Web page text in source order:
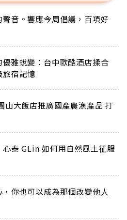
音。響應今周倡議，百項好
雅蛻變：台中歐酷酒店揉合
宿記憶
山大飯店推廣國產農漁產品 打
泰 GLin 如何用自然風土征服
你也可以成為那個改變他人